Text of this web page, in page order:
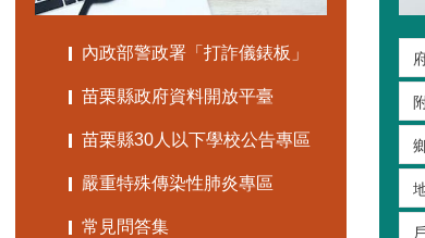
內政部警政署「打詐儀錶板」
苗栗縣政府資料開放平臺
苗栗縣30人以下學校公告專區
嚴重特殊傳染性肺炎專區
常見問答集